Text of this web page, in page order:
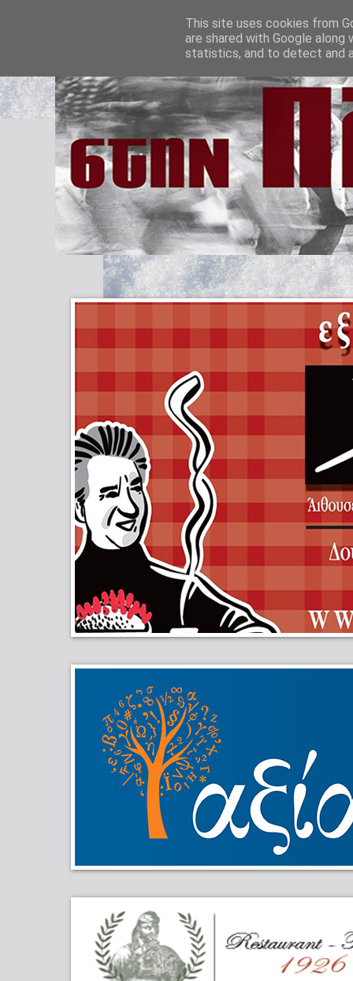
This site uses cookies from
are shared with Google
statistics, and to detect and